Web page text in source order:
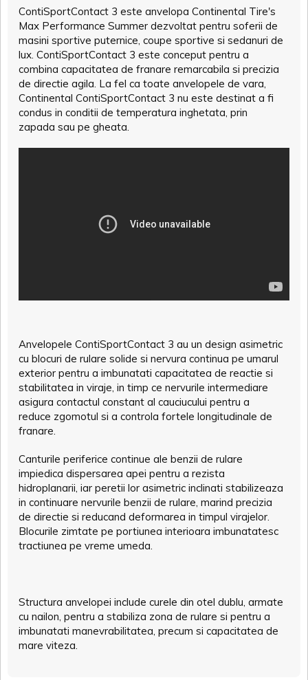
ContiSportContact 3 este anvelopa Continental Tire's
Max Performance Summer dezvoltat pentru soferii de
masini sportive puternice, coupe sportive si sedanuri de
lux. ContiSportContact 3 este conceput pentru a
combina capacitatea de franare remarcabila si precizia
de directie agila. La fel ca toate anvelopele de vara,
Continental ContiSportContact 3 nu este destinat a fi
condus in conditii de temperatura inghetata, prin
zapada sau pe gheata.
Anvelopele ContiSportContact 3 au un design asimetric
cu blocuri de rulare solide si nervura continua pe umarul
exterior pentru a imbunatati capacitatea de reactie si
stabilitatea in viraje, in timp ce nervurile intermediare
asigura contactul constant al cauciucului pentru a
reduce zgomotul si a controla fortele longitudinale de
franare.
Canturile periferice continue ale benzii de rulare
impiedica dispersarea apei pentru a rezista
hidroplanarii, iar peretii lor asimetric inclinati stabilizeaza
in continuare nervurile benzii de rulare, marind precizia
de directie si reducand deformarea in timpul virajelor.
Blocurile zimtate pe portiunea interioara imbunatatesc
tractiunea pe vreme umeda.
Structura anvelopei include curele din otel dublu, armate
cu nailon, pentru a stabiliza zona de rulare si pentru a
imbunatati manevrabilitatea, precum si capacitatea de
mare viteza.